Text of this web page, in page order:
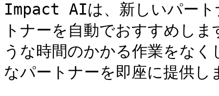
Impact AIは、新しいパート
トナーを自動でおすすめし
うな時間のかかる作業をな
なパートナーを即座に提供し